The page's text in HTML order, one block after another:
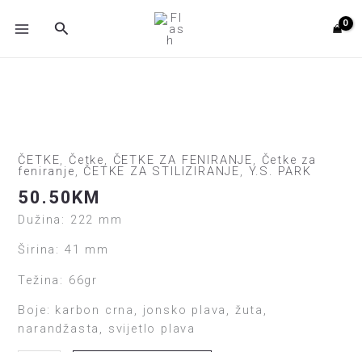
Search
ČETKE Četke ČETKE ZA FENIRANJE Četke za
feniranje ČETKE ZA STILIZIRANJE Y.S. PARK
50.50KM
Dužina: 222 mm
Širina: 41 mm
Težina: 66gr
Boje: karbon crna, jonsko plava, žuta,
narandžasta, svijetlo plava
polučetka
za
feniranje
-
AIR
NARANDŽASTA
količina